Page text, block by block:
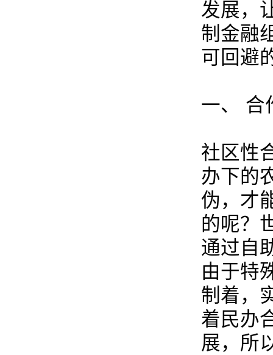
发展，
制金融
可回避
一、 合
社区性
办下的
伪，才
的呢？
通过自
由于特
制着，
着民办
展，所